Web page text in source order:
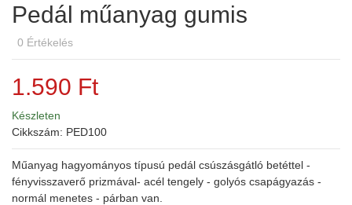
Pedál műanyag gumis
0 Értékelés
1.590 Ft
Készleten
Cikkszám: PED100
Műanyag hagyományos típusú pedál csúszásgátló betéttel -
fényvisszaverő prizmával- acél tengely - golyós csapágyazás -
normál menetes - párban van.